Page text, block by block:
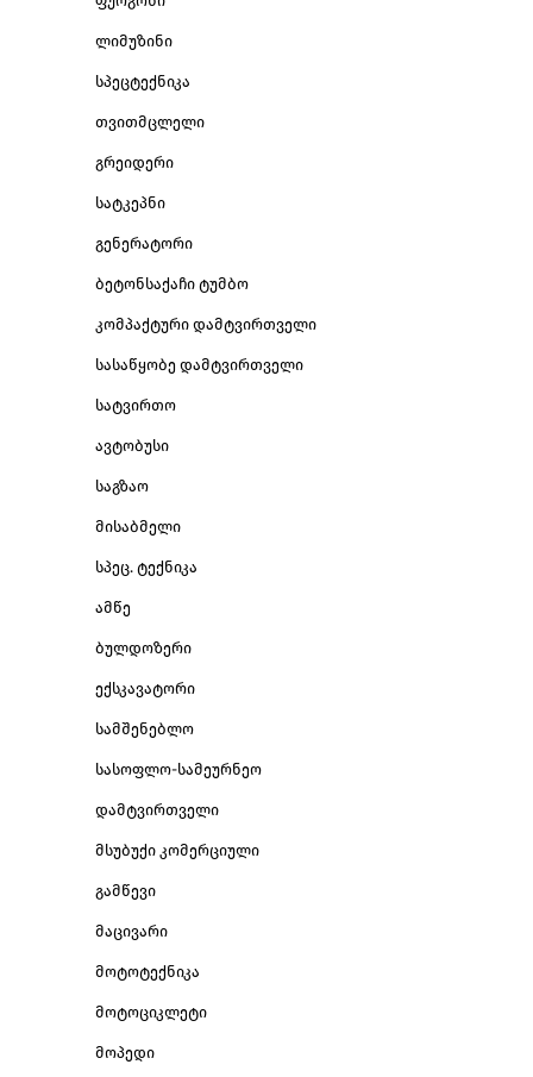
ლიმუზინი
სპეცტექნიკა
თვითმცლელი
გრეიდერი
სატკეპნი
გენერატორი
ბეტონსაქაჩი ტუმბო
კომპაქტური დამტვირთველი
სასაწყობე დამტვირთველი
სატვირთო
ავტობუსი
საგზაო
მისაბმელი
სპეც. ტექნიკა
ამწე
ბულდოზერი
ექსკავატორი
სამშენებლო
სასოფლო-სამეურნეო
დამტვირთველი
მსუბუქი კომერციული
გამწევი
მაცივარი
მოტოტექნიკა
მოტოციკლეტი
მოპედი